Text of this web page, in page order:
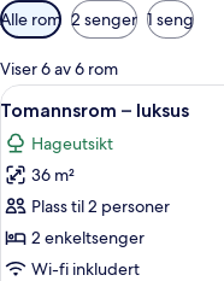
Tilgjengelige
filtre
for
rom
Alle rom 2 senger 1 seng
Viser 6 av 6 rom
Åpne
alle
bildene
av
Tomannsrom
–
luksus
3
Tomannsrom – luksus
Hageutsikt
36 m²
Plass til 2 personer
2 enkeltsenger
Wi-fi inkludert